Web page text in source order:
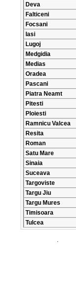
Deva
Falticeni
Focsani
Iasi
Lugoj
Medgidia
Medias
Oradea
Pascani
Piatra Neamt
Pitesti
Ploiesti
Ramnicu Valcea
Resita
Roman
Satu Mare
Sinaia
Suceava
Targoviste
Targu Jiu
Targu Mures
Timisoara
Tulcea
.